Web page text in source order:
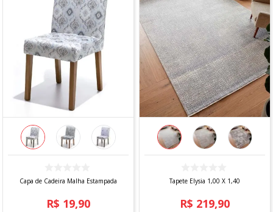
Capa de Cadeira Malha Estampada
R$ 19,90
Tapete Elysia 1,00 X 1,40
R$ 219,90